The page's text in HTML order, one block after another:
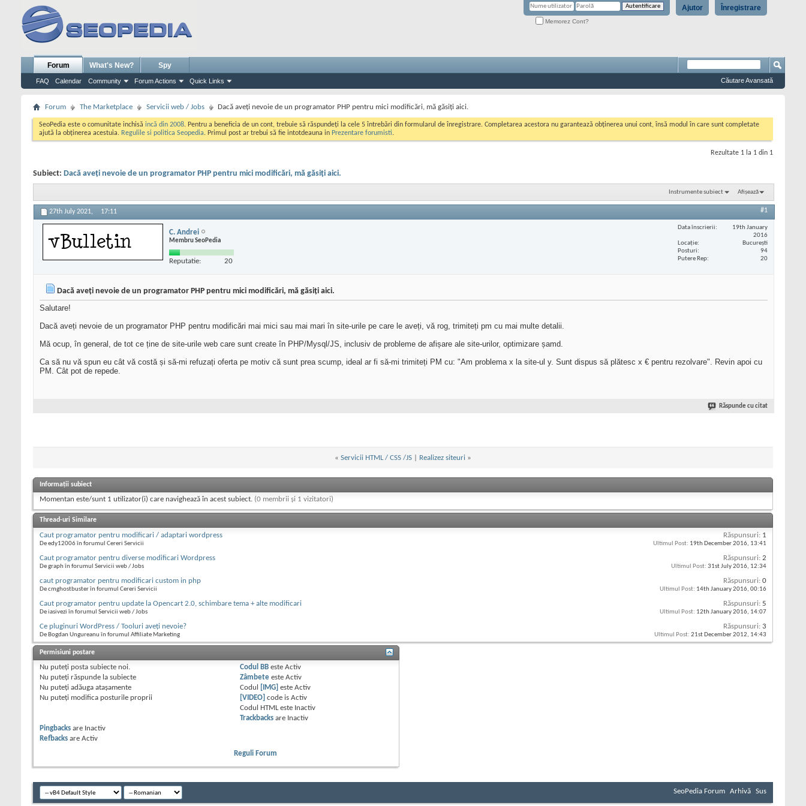
Înregistrare
Ajutor
Memorez Cont?
Forum
FAQ Calendar Community Forum Actions Quick Links
What's New? Spy
Căutare Avansată
Forum The Marketplace Servicii web / Jobs Dacă aveți nevoie de un programator PHP pentru mici modificări, mă găsiți aici.
SeoPedia este o comunitate inchisă incă din 2008. Pentru a beneficia de un cont, trebuie să răspundeți la cele 5 întrebări din formularul de înregistrare. Completarea acestora nu garantează obținerea unui cont, însă modul în care sunt completate
ajută la obținerea acestuia. Regulile si politica Seopedia. Primul post ar trebui să fie intotdeauna in Prezentare forumisti.
Rezultate 1 la 1 din 1
Subiect: Dacă aveți nevoie de un programator PHP pentru mici modificări, mă găsiți aici.
Instrumente subiect Afișează
27th July 2021, 17:11 #1
C. Andrei
Membru SeoPedia
Reputatie: 20
Data înscrierii
19th January
2016
Locaţie
Bucureşti
Posturi
94
Putere Rep
20
Dacă aveți nevoie de un programator PHP pentru mici modificări, mă găsiți aici.
Salutare!
Dacă aveți nevoie de un programator PHP pentru modificări mai mici sau mai mari în site-urile pe care le aveți, vă rog, trimiteți pm cu mai multe detalii.
Mă ocup, în general, de tot ce ține de site-urile web care sunt create în PHP/Mysql/JS, inclusiv de probleme de afișare ale site-urilor, optimizare șamd.
Ca să nu vă spun eu cât vă costă și să-mi refuzați oferta pe motiv că sunt prea scump, ideal ar fi să-mi trimiteți PM cu: "Am problema x la site-ul y. Sunt dispus să plătesc x € pentru rezolvare". Revin apoi cu
PM. Cât pot de repede.
Răspunde cu citat
« Servicii HTML / CSS /JS Realizez siteuri »
Informații subiect
Momentan este/sunt 1 utilizator(i) care navighează în acest subiect. (0 membrii și 1 vizitatori)
Thread-uri Similare
Caut programator pentru modificari / adaptari wordpress
De edy12006 în forumul Cereri Servicii
Răspunsuri: 1
Ultimul Post: 19th December 2016, 13:41
Caut programator pentru diverse modificari Wordpress
De graph în forumul Servicii web / Jobs
Răspunsuri: 2
Ultimul Post: 31st July 2016, 12:34
caut programator pentru modificari custom in php
De cmghostbuster în forumul Cereri Servicii
Răspunsuri: 0
Ultimul Post: 14th January 2016, 00:16
Caut programator pentru update la Opencart 2.0, schimbare tema + alte modificari
De iasivezi în forumul Servicii web / Jobs
Răspunsuri: 5
Ultimul Post: 12th January 2016, 14:07
Ce pluginuri WordPress / Tooluri aveți nevoie?
De Bogdan Ungureanu în forumul Affiliate Marketing
Răspunsuri: 3
Ultimul Post: 21st December 2012, 14:43
Permisiuni postare
Nu puteţi posta subiecte noi.
Nu puteţi răspunde la subiecte
Nu puteţi adăuga ataşamente
Nu puteţi modifica posturile proprii
Codul BB esteActiv
Zâmbete esteActiv
Codul
[IMG] esteActiv
[VIDEO] code isActiv
Codul HTML este Inactiv
Trackbacks are Inactiv
Pingbacks are Inactiv
Refbacks are Activ
Reguli Forum
SeoPedia Forum Arhivă Sus